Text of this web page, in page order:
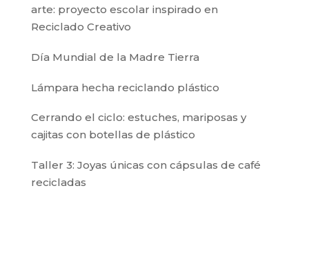
arte: proyecto escolar inspirado en
Reciclado Creativo
Día Mundial de la Madre Tierra
Lámpara hecha reciclando plástico
Cerrando el ciclo: estuches, mariposas y
cajitas con botellas de plástico
Taller 3: Joyas únicas con cápsulas de café
recicladas